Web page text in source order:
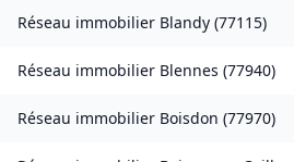
Réseau immobilier Blandy (77115)
Réseau immobilier Blennes (77940)
Réseau immobilier Boisdon (77970)